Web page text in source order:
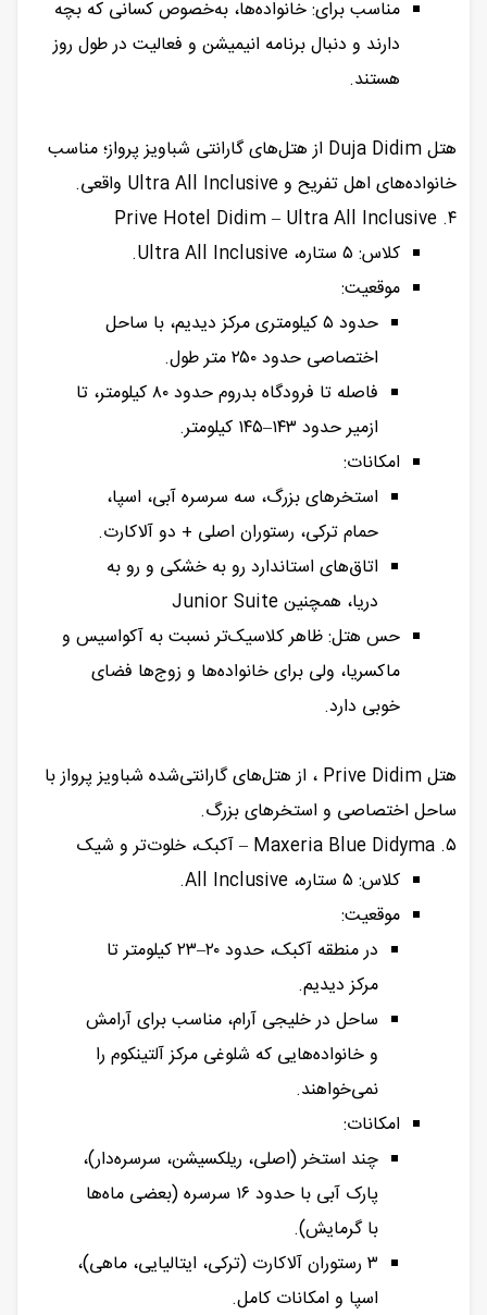
مناسب برای: خانواده‌ها، به‌خصوص کسانی که بچه
دارند و دنبال برنامه انیمیشن و فعالیت در طول روز
هستند.
هتل Duja Didim از هتل‌های گارانتی شباویز پرواز؛ مناسب
خانواده‌های اهل تفریح و Ultra All Inclusive واقعی.
۴. Prive Hotel Didim – Ultra All Inclusive
کلاس: ۵ ستاره، Ultra All Inclusive.
موقعیت:
حدود ۵ کیلومتری مرکز دیدیم، با ساحل
اختصاصی حدود ۲۵۰ متر طول.
فاصله تا فرودگاه بدروم حدود ۸۰ کیلومتر، تا
ازمیر حدود ۱۴۳–۱۴۵ کیلومتر.
امکانات:
استخرهای بزرگ، سه سرسره آبی، اسپا،
حمام ترکی، رستوران اصلی + دو آلاکارت.
اتاق‌های استاندارد رو به خشکی و رو به
دریا، همچنین Junior Suite
حس هتل: ظاهر کلاسیک‌تر نسبت به آکواسیس و
ماکسریا، ولی برای خانواده‌ها و زوج‌ها فضای
خوبی دارد.
هتل Prive Didim ، از هتل‌های گارانتی‌شده شباویز پرواز با
ساحل اختصاصی و استخرهای بزرگ.
۵. Maxeria Blue Didyma – آکبک، خلوت‌تر و شیک
کلاس: ۵ ستاره، All Inclusive.
موقعیت:
در منطقه آکبک، حدود ۲۰–۲۳ کیلومتر تا
مرکز دیدیم.
ساحل در خلیجی آرام، مناسب برای آرامش
و خانواده‌هایی که شلوغی مرکز آلتینکوم را
نمی‌خواهند.
امکانات:
چند استخر (اصلی، ریلکسیشن، سرسره‌دار)،
پارک آبی با حدود ۱۶ سرسره (بعضی ماه‌ها
با گرمایش).
۳ رستوران آلاکارت (ترکی، ایتالیایی، ماهی)،
اسپا و امکانات کامل.